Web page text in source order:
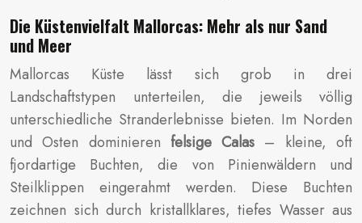
Die Küstenvielfalt Mallorcas: Mehr als nur Sand
und Meer
Mallorcas Küste lässt sich grob in drei
Landschaftstypen unterteilen, die jeweils völlig
unterschiedliche Stranderlebnisse bieten. Im Norden
und Osten dominieren felsige Calas – kleine, oft
fjordartige Buchten, die von Pinienwäldern und
Steilklippen eingerahmt werden. Diese Buchten
zeichnen sich durch kristallklares, tiefes Wasser aus